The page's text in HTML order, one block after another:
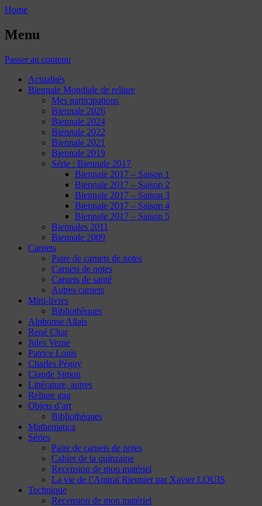
Home
Menu
Passer au contenu
Actualités
Biennale Mondiale de reliure
Mes participations
Biennale 2026
Biennale 2024
Biennale 2022
Biennale 2021
Biennale 2019
Série : Biennale 2017
Biennale 2017 – Saison 1
Biennale 2017 – Saison 2
Biennale 2017 – Saison 3
Biennale 2017 – Saison 4
Biennale 2017 – Saison 5
Biennales 2011
Biennale 2009
Carnets
Paire de carnets de notes
Carnets de notes
Carnets de santé
Autres carnets
Mini-livres
Bibliothèques
Alphonse Allais
René Char
Jules Verne
Patrice Louis
Charles Péguy
Claude Simon
Littérature, autres
Reliure gag
Objets d’art
Bibliothèques
Mathematica
Séries
Paire de carnets de notes
Cahier de la quinzaine
Recension de mon matériel
La vie de l’Amiral Rieunier par Xavier LOUIS
Technique
Recension de mon matériel